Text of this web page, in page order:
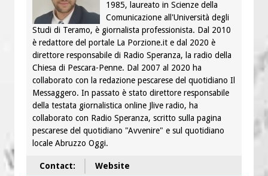
1985, laureato in Scienze della
Comunicazione all'Università degli
Studi di Teramo, è giornalista professionista. Dal 2010
è redattore del portale La Porzione.it e dal 2020 è
direttore responsabile di Radio Speranza, la radio della
Chiesa di Pescara-Penne. Dal 2007 al 2020 ha
collaborato con la redazione pescarese del quotidiano Il
Messaggero. In passato è stato direttore responsabile
della testata giornalistica online Jlive radio, ha
collaborato con Radio Speranza, scritto sulla pagina
pescarese del quotidiano "Avvenire" e sul quotidiano
locale Abruzzo Oggi.
Contact: Website